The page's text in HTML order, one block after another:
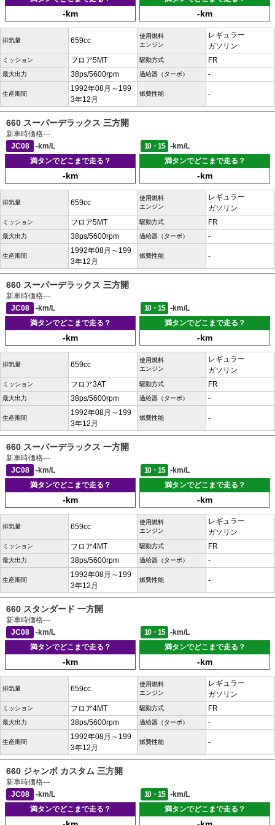
-km -km
排気量 659cc
使用燃料
エンジン
レギュラー
ガソリン
ミッション フロア5MT 駆動方式 FR
最大出力 38ps/5600rpm 過給器（ターボ） -
生産期間
1992年08月～199
3年12月
燃費性能 -
660 スーパーデラックス 三方開
新車時価格---
JC08
-km/L 10・15
-km/L
満タンでどこまで走る？
-km
満タンでどこまで走る？
-km
排気量 659cc
使用燃料
エンジン
レギュラー
ガソリン
ミッション フロア5MT 駆動方式 FR
最大出力 38ps/5600rpm 過給器（ターボ） -
生産期間
1992年08月～199
3年12月
燃費性能 -
660 スーパーデラックス 三方開
新車時価格---
JC08
-km/L 10・15
-km/L
満タンでどこまで走る？
-km
満タンでどこまで走る？
-km
排気量 659cc
使用燃料
エンジン
レギュラー
ガソリン
ミッション フロア3AT 駆動方式 FR
最大出力 38ps/5600rpm 過給器（ターボ） -
生産期間
1992年08月～199
3年12月
燃費性能 -
660 スーパーデラックス 一方開
新車時価格---
JC08
-km/L 10・15
-km/L
満タンでどこまで走る？
-km
満タンでどこまで走る？
-km
排気量 659cc
使用燃料
エンジン
レギュラー
ガソリン
ミッション フロア4MT 駆動方式 FR
最大出力 38ps/5600rpm 過給器（ターボ） -
生産期間
1992年08月～199
3年12月
燃費性能 -
660 スタンダード 一方開
新車時価格---
JC08
-km/L 10・15
-km/L
満タンでどこまで走る？
-km
満タンでどこまで走る？
-km
排気量 659cc
使用燃料
エンジン
レギュラー
ガソリン
ミッション フロア4MT 駆動方式 FR
最大出力 38ps/5600rpm 過給器（ターボ） -
生産期間
1992年08月～199
3年12月
燃費性能 -
660 ジャンボ カスタム 三方開
新車時価格---
JC08
-km/L 10・15
-km/L
満タンでどこまで走る？
満タンでどこまで走る？